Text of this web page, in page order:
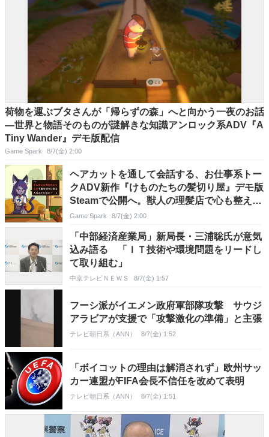
荷物を運ぶブタさんが「帰らずの森」へと向かう一夜のお話
―世界と物語そのものが謎解きな知識アンロック系ADV『A
Tiny Wander』デモ版配信
Game Spark 8/7(金) 2:00
ヘアカットを通して会話する、お仕事系トー
クADV新作『けものたちの髪切り屋』デモ版
Steamで公開へ。獣人の理髪店で心も整えて
鏡にふさわしい姿を映す
Game Spark 8/7(金) 2:00
「中部経済産業局」新局長・三浦聡氏が意気
込み語る 「ＩＴ技術や環境問題をリードし
て取り組む」
中京テレビＮＥＷＳ 8/7(金) 1:57
フーシ派がイエメン政府軍部隊攻撃 サウジ
アラビアが支援で「攻撃激化の準備」と主張
テレビ朝日系（ANN） 8/7(金) 1:52
「ボイコットの理由は解消されず」欧州サッ
カー連盟がFIFA会長不信任を改めて表明
テレビ朝日系（ANN） 8/7(金) 1:51